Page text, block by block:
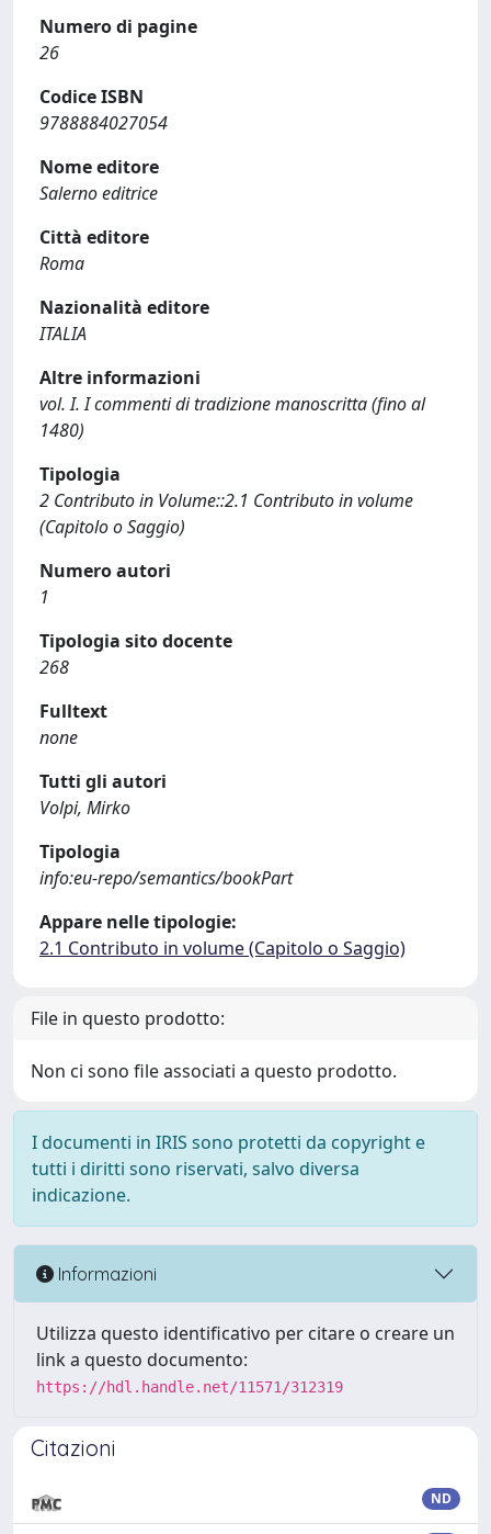
Numero di pagine
26
Codice ISBN
9788884027054
Nome editore
Salerno editrice
Città editore
Roma
Nazionalità editore
ITALIA
Altre informazioni
vol. I. I commenti di tradizione manoscritta (fino al
1480)
Tipologia
2 Contributo in Volume::2.1 Contributo in volume
(Capitolo o Saggio)
Numero autori
1
Tipologia sito docente
268
Fulltext
none
Tutti gli autori
Volpi, Mirko
Tipologia
info:eu-repo/semantics/bookPart
Appare nelle tipologie:
2.1 Contributo in volume (Capitolo o Saggio)
File in questo prodotto:
Non ci sono file associati a questo prodotto.
I documenti in IRIS sono protetti da copyright e
tutti i diritti sono riservati, salvo diversa
indicazione.
Informazioni
Utilizza questo identificativo per citare o creare un
link a questo documento:
https://hdl.handle.net/11571/312319
Citazioni
ND